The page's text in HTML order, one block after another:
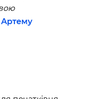
Артему